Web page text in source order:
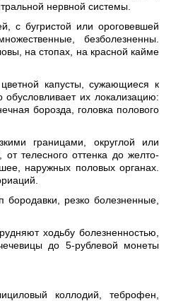
нервной системы.
с бугристой или ороговевшей
безболезненны.
на стопах, на красной кайме
капусты, сужающиеся к
их локализацию:
борозда, головка полового
границами, округлой или
телесного оттенка до желто-
наружных половых органах.
бородавки, резко болезненные,
ходьбу болезненностью,
до 5-рублевой монеты
коллодий, теброфен,